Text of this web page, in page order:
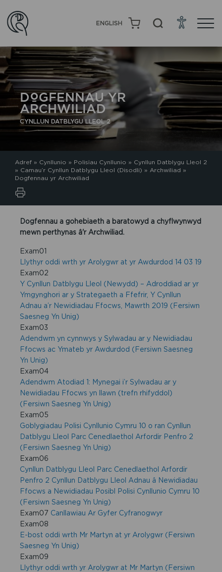
ENGLISH
DOGFENNAU YR
ARCHWILIAD
CYNLLUN DATBLYGU LLEOL 2
Adref » Cynllunio » Polisïau Cynllunio » Cynllun Datblygu Lleol 2
» Camau’r Cynllun Datblygu Lleol (Disodli) » Archwiliad »
Dogfennau yr Archwiliad
Dogfennau a gohebiaeth a baratowyd a chyflwynwyd
mewn perthynas â'r Archwiliad.
Exam01
Llythyr oddi wrth yr Arolygwr at yr Awdurdod 14 03 19
Exam02
Y Cynllun Datblygu Lleol (Newydd) – Adroddiad ar yr
Ymgynghori ar y Strategaeth a Ffefrir, Y Cynllun
Adnau a’r Newidiadau Ffocws, Mawrth 2019 (Fersiwn
Saesneg Yn Unig)
Exam03
Adendwm yn cynnwys y Sylwadau ar y Newidiadau
Ffocws ac Ymateb yr Awdurdod (Fersiwn Saesneg
Yn Unig)
Exam04
Adendwm Atodiad 1: Mynegai i’r Sylwadau ar y
Newidiadau Ffocws yn llawn (trefn rhifyddol)
(Fersiwn Saesneg Yn Unig)
Exam05
Goblygiadau Polisi Cynllunio Cymru 10 o ran Cynllun
Datblygu Lleol Parc Cenedlaethol Arfordir Penfro 2
(Fersiwn Saesneg Yn Unig)
Exam06
Cynllun Datblygu Lleol Parc Cenedlaethol Arfordir
Penfro 2 Cynllun Datblygu Lleol Adnau â Newidiadau
Ffocws a Newidiadau Posibl Polisi Cynllunio Cymru 10
(Fersiwn Saesneg Yn Unig)
Exam07 Canllawiau Ar Gyfer Cyfranogwyr
Exam08
E-bost oddi wrth Mr Martyn at yr Arolygwr (Fersiwn
Saesneg Yn Unig)
Exam09
Llythyr oddi wrth yr Arolygwr at Mr Martyn (Fersiwn